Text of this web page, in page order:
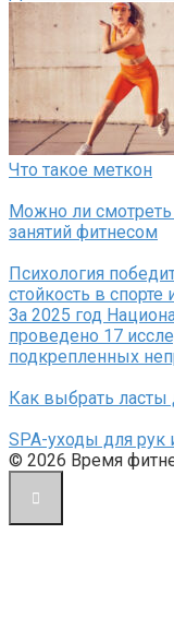
Что такое меткон
Можно ли
занятий фитнесом
Психология
стойкость в спорте
За 2025 год
проведено 17
подкрепленных
Как выбрать ласты
SPA-уходы для рук
© 2026 Время